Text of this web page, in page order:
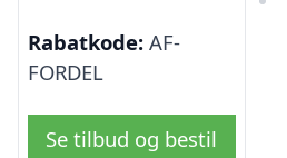
Rabatkode: AF-
FORDEL
Se tilbud og bestil